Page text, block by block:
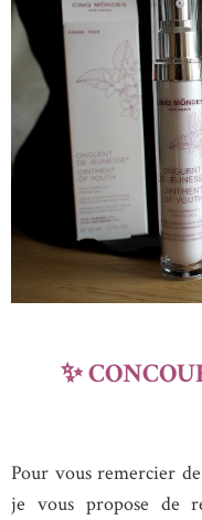
✨
Pour vous remercier
je vous propose de